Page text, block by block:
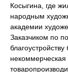
Косыгина, где
народным
академии
Заказчиком по
некоммерческая